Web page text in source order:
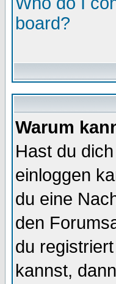
board?
Warum
Hast du
einloggen
du eine
den
du
kannst,